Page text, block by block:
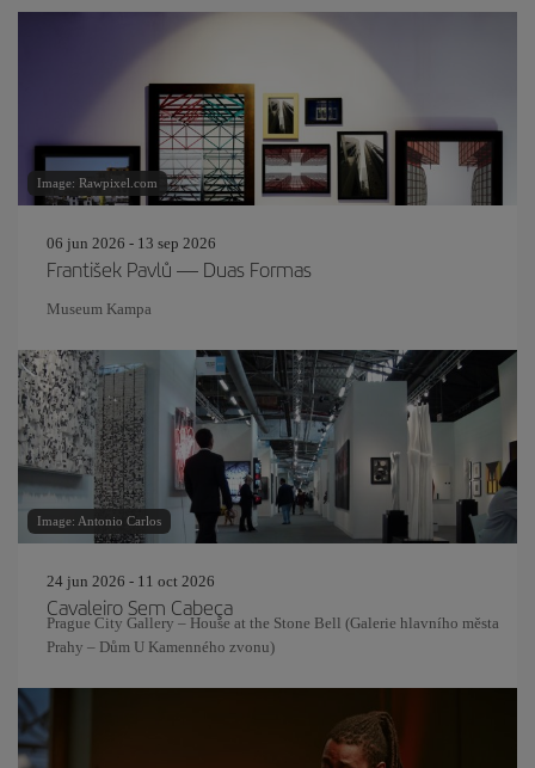
Image: Rawpixel.com
06 jun 2026 - 13 sep 2026
František Pavlů — Duas Formas
Museum Kampa
Image: Antonio Carlos
24 jun 2026 - 11 oct 2026
Cavaleiro Sem Cabeça
Prague City Gallery – House at the Stone Bell (Galerie hlavního města
Prahy – Dům U Kamenného zvonu)